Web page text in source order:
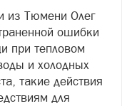
из Тюмени Олег
ошибки
при тепловом
и холодных
такие действия
для